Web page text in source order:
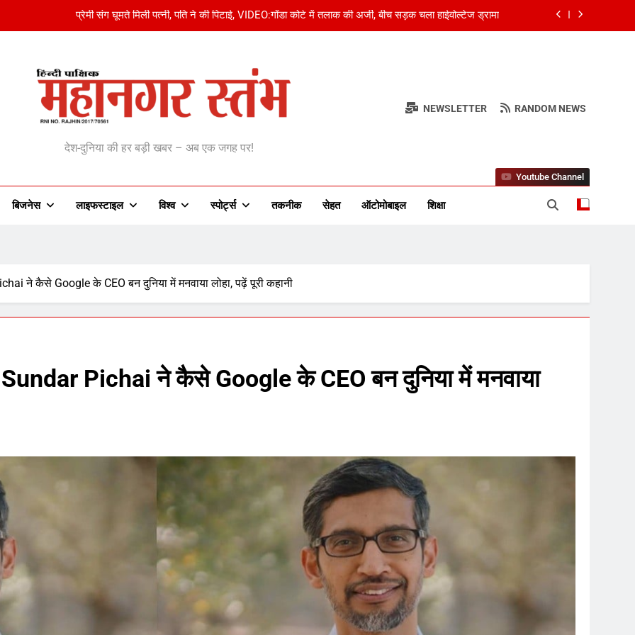
प्रेमी संग घूमते मिली पत्नी, पति ने की पिटाई, VIDEO:गोंडा कोर्ट में तलाक की अर्जी, बीच सड़क चला हाईवोल्टेज ड्रामा
शाहनवाज खान ने लॉन्ग जंप में ब्रॉन्ज जीता:U20 वर्ल्ड एथलेटिक्स चैंपियनशिप में भारत का तीसरा पदक, तीसरे राउंड में 7.84 मीटर छलांग
अमृतसर में AAP को झटका:बलजिंदर सिंह ढिल्लों थांदे और शिव कुमार चुरगांव ने पार्टी से दिया इस्तीफा
प्रेमी संग घूमते मिली पत्नी, पति ने की पिटाई, VIDEO:गोंडा कोर्ट में तलाक की अर्जी, बीच सड़क चला हाईवोल्टेज ड्रामा
से प्रभावित परिवारों को मिली बड़ी राहत:छतरपुर में 62 लोगों के लिए 7.53 करोड़ रुपए की आर्थिक सहायता मंजूर, कलेक्टर ने दी
Stambh | महानगर स्तंभ
देश-दुनिया की हर बड़ी खबर – अब एक जगह पर!
NEWSLETTER RANDOM NEWS
बिजनेस लाइफस्टाइल विश्व ‎स्पोर्ट्स तकनीक सेहत ऑटोमोबाइल शिक्षा
Youtube Channel
ने कैसे Google के CEO बन दुनिया में मनवाया लोहा, पढ़ें पूरी कहानी
Pichai ने कैसे Google के CEO बन दुनिया में मनवाया